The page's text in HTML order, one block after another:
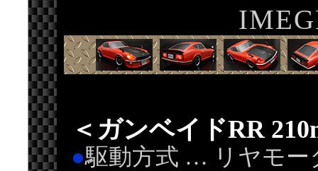
＜ガンベイドRR
●駆動方式 … リヤモ